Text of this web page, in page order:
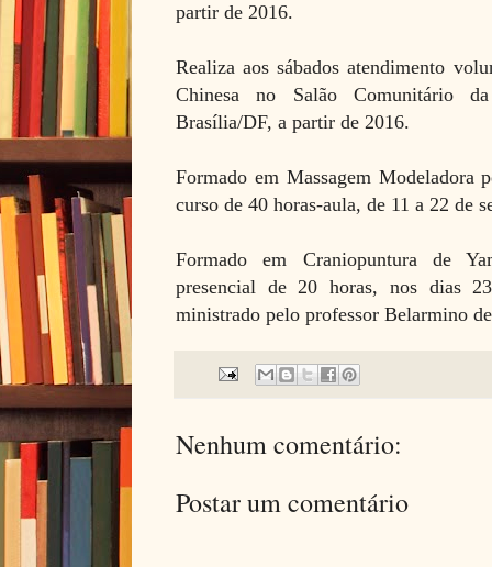
partir de 2016.
Realiza aos sábados atendimento
Chinesa no Salão Comunitário
Brasília/DF, a partir de 2016.
Formado em Massagem Modeladora
curso de 40 horas-aula, de 11 a 22 de
Formado em Craniopuntura de
presencial de 20 horas, nos dias
ministrado pelo professor Belarmino
Nenhum comentário:
Postar um comentário